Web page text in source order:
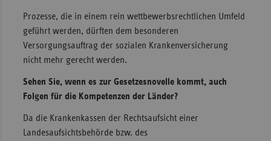
Prozesse, die in einem rein wettbewerbsrechtlichen Umfeld
geführt werden, dürften dem besonderen
Versorgungsauftrag der sozialen Krankenversicherung
nicht mehr gerecht werden.
Sehen Sie, wenn es zur Gesetzesnovelle kommt, auch
Folgen für die Kompetenzen der Länder?
Da die Krankenkassen der Rechtsaufsicht einer
Landesaufsichtsbehörde bzw. des